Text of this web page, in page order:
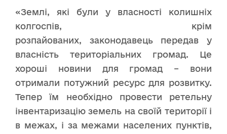
«Землі, які були у власності колишніх
колгоспів, крім
розпайованих, законодавець передав у
власність територіальних громад. Це
хороші новини для громад – вони
отримали потужний ресурс для розвитку.
Тепер їм необхідно провести ретельну
інвентаризацію земель на своїй території і
в межах, і за межами населених пунктів,